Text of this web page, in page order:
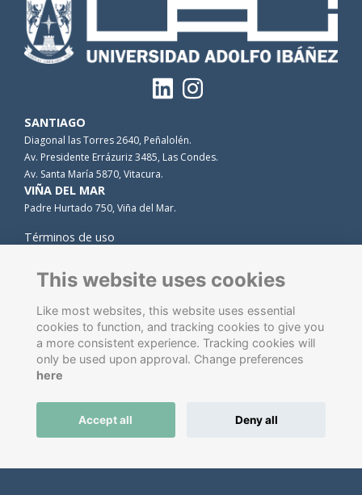
SANTIAGO
Diagonal las Torres 2640, Peñalolén.
Av. Presidente Errázuriz 3485, Las Condes.
Av. Santa María 5870, Vitacura.
VIÑA DEL MAR
Padre Hurtado 750, Viña del Mar.
Términos de uso
Cookies
Contacto
Software de gestión de antiguos alumnosenergizado por
This website uses cookies
Like most websites, this website uses essential
cookies to function, and tracking cookies to give you
a more consistent experience. Tracking cookies will
only be used upon approval. Change preferences
here
Accept all Deny all